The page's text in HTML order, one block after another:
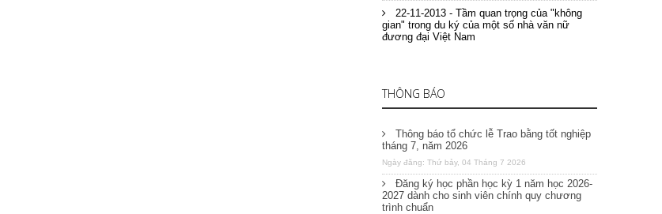
22-11-2013 - Tầm quan trọng của "không
gian" trong du ký của một số nhà văn nữ
đương đại Việt Nam
THÔNG BÁO
Thông báo tổ chức lễ Trao bằng tốt nghiệp
tháng 7, năm 2026
Ngày đăng: Thứ bảy, 04 Tháng 7 2026
Đăng ký học phần học kỳ 1 năm học 2026-
2027 dành cho sinh viên chính quy chương
trình chuẩn